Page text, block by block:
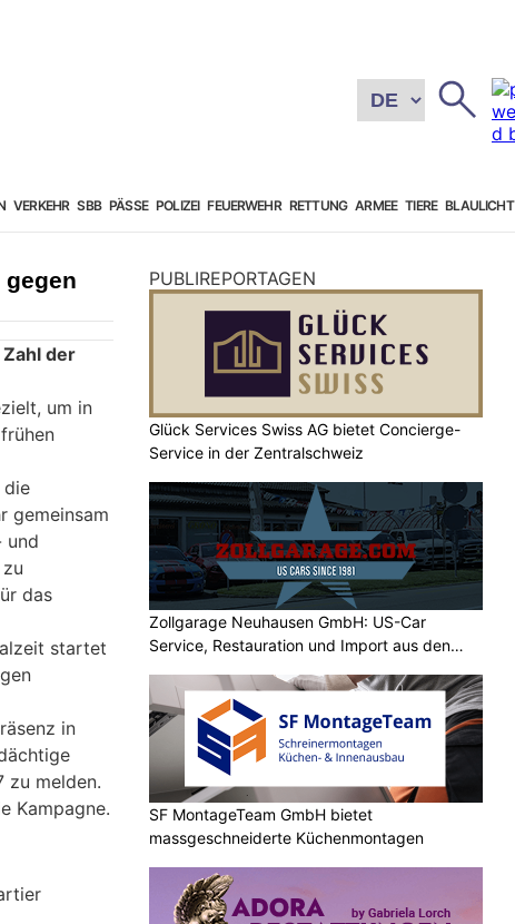
VERKEHR SBB PÄSSE POLIZEI FEUERWEHR RETTUNG ARMEE TIERE BLAULICHT
der
um in
die
gemeinsam
und
das
startet
in
zu melden.
Kampagne.
PUBLIREPORTAGEN
Glück Services Swiss AG bietet Concierge-
Service in der Zentralschweiz
Zollgarage Neuhausen GmbH: US-Car
Service, Restauration und Import aus den
SF MontageTeam GmbH bietet
massgeschneiderte Küchenmontagen